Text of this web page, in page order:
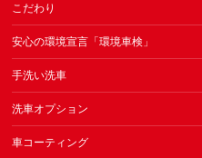
こだわり
安心の環境宣言「環境車検」
手洗い洗車
洗車オプション
車コーティング